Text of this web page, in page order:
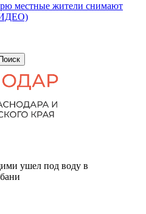
местные жители снимают
ушел под воду в